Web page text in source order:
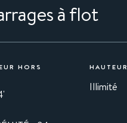
à flot
HORS
Illimité